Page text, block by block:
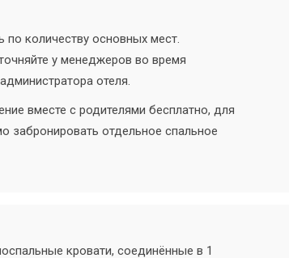
по количеству основных мест.
у менеджеров во время
отеля.
вместе с родителями бесплатно, для
забронировать отдельное спальное
кровати, соединённые в 1